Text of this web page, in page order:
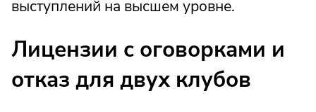
выступлений на высшем уровне.
Лицензии с оговорками и
отказ для двух клубов